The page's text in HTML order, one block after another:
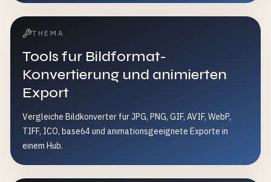
THEMA
Tools fur Bildformat-
Konvertierung und animierten
Export
Vergleiche Bildkonverter fur JPG, PNG, GIF, AVIF, WebP,
TIFF, ICO, base64 und animationsgeeignete Exporte in
einem Hub.